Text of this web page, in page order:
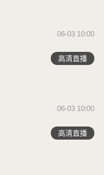
06-03 10:00
高清直播
06-03 10:00
高清直播